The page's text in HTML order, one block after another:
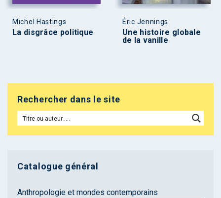
Michel Hastings
La disgrâce politique
Éric Jennings
Une histoire globale
de la vanille
Rechercher dans le site
Catalogue général
Anthropologie et mondes contemporains